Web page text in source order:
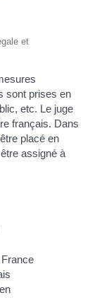
et
sont prises en
etc. Le juge
français. Dans
placé en
assigné à